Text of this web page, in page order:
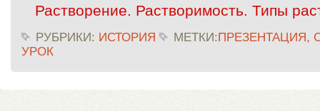
Растворение. Растворимость. Типы
РУБРИКИ: ИСТОРИЯ МЕТКИ:ПРЕЗЕНТАЦИЯ,
УРОК